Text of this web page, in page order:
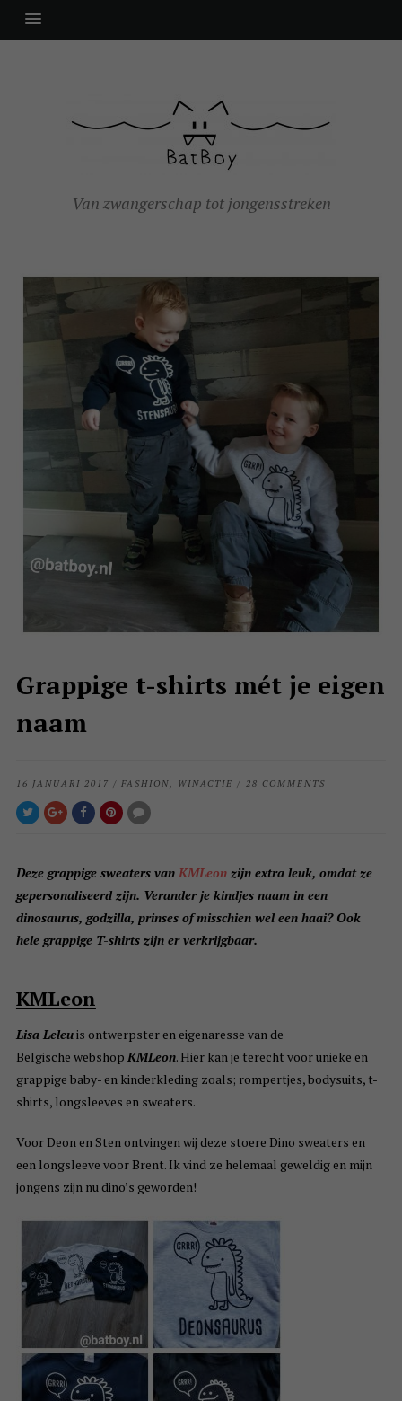
Van zwangerschap tot jongensstreken
Grappige t-shirts mét je eigen
naam
16 JANUARI 2017 / FASHION, WINACTIE / 28 COMMENTS
Deze grappige sweaters van KMLeonzijn extra leuk, omdat ze
gepersonaliseerd zijn. Verander je kindjes naam in een
dinosaurus, godzilla, prinses of misschien wel een haai? Ook
hele grappige T-shirts zijn er verkrijgbaar.
KMLeon
Lisa Leleuis ontwerpster en eigenaresse van de
Belgische webshop KMLeon. Hier kan je terecht voor unieke en
grappige baby- en kinderkleding zoals; rompertjes, bodysuits, t-
shirts, longsleeves en sweaters.
Voor Deon en Sten ontvingen wij deze stoere Dino sweaters en
een longsleeve voor Brent. Ik vind ze helemaal geweldig en mijn
jongens zijn nu dino’s geworden!